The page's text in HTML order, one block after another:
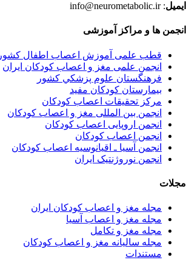
ایمیل: info@neurometabolic.ir
انجمن ها و مراکز آموزشی
قطب علمی آموزش اعصاب اطفال کشور
انجمن علمی مغز و اعصاب کودکان ایران
فرهنگستان علوم پزشكي كشور
بیمارستان کودکان مفید
مرکز تحقیقات اعصاب کودکان
انجمن بین المللی مغز و اعصاب کودکان
انجمن اروپایی اعصاب کودکان
انجمن اعصاب کودکان
انجمن آسیا ـ اقیانوسیه اعصاب کودکان
انجمن نوروژنتیک ایران
مجلات
مجله مغز و اعصاب کودکان ایران
مجله مغز و اعصاب آسیا
مجله مغز و تکامل
مجله سالیانه مغز و اعصاب کودکان
مستندات